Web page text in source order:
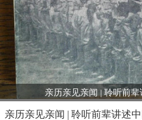
亲历亲见亲闻 | 聆听前
亲历亲见亲闻 | 聆听前辈讲述
中国远征军入缅后的两次战役
《重返缅甸战场》专题片第十
魂》
《重返缅甸战场》专题片第九